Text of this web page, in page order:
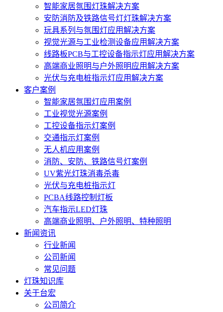
智能家居氛围灯珠解决方案
安防消防及铁路信号灯灯珠解决方案
玩具系列与氛围灯应用解决方案
视觉光源与工业检测设备应用解决方案
线路板PCB与工控设备指示灯应用解决方案
高端商业照明与户外照明应用解决方案
光伏与充电桩指示灯应用解决方案
客户案例
智能家居氛围灯应用案例
工业视觉光源案例
工控设备指示灯案例
交通指示灯案例
无人机应用案例
消防、安防、铁路信号灯案例
UV紫光灯珠消毒杀毒
光伏与充电桩指示灯
PCBA线路控制灯板
汽车指示LED灯珠
高端商业照明、户外照明、特种照明
新闻资讯
行业新闻
公司新闻
常见问题
灯珠知识库
关于台宏
公司简介